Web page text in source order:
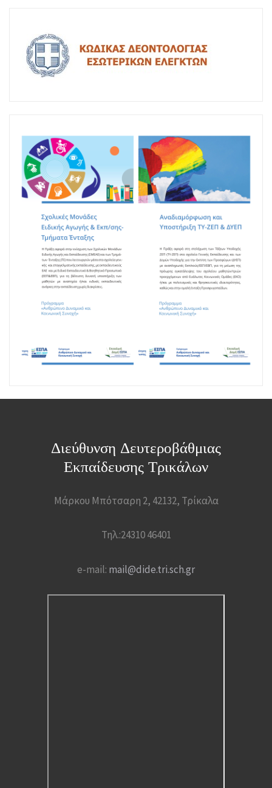
Διεύθυνση Δευτεροβάθμιας
Εκπαίδευσης Τρικάλων
Μάρκου Μπότσαρη 2, 42132, Τρίκαλα
Τηλ.:24310 46401
e-mail: mail@dide.tri.sch.gr